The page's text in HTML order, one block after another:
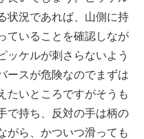
状況であれば、山側に持
ていることを確認しなが
ッケルが刺さらないよう
ースが危険なのでまずは
たいところですがそうも
で持ち、反対の手は柄の
がら、かついつ滑っても